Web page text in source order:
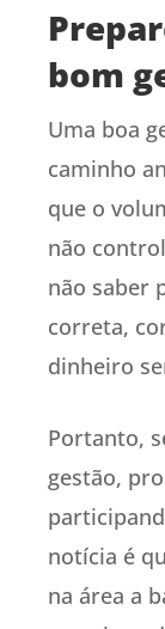
bom
Uma boa
caminho
que o
não
não saber
correta,
dinheiro
Portanto,
gestão,
notícia é
na área a